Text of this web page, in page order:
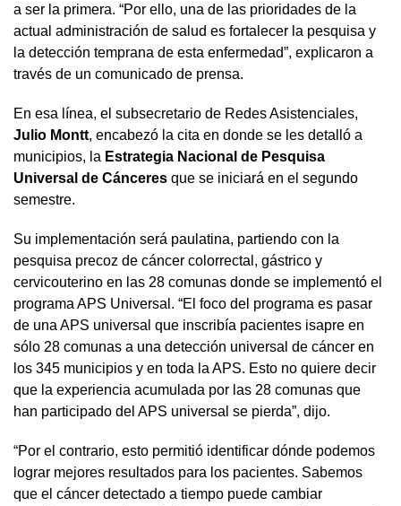
a ser la primera. “Por ello, una de las prioridades de la
actual administración de salud es fortalecer la pesquisa y
la detección temprana de esta enfermedad”, explicaron a
través de un comunicado de prensa.
En esa línea, el subsecretario de Redes Asistenciales,
Julio Montt, encabezó la cita en donde se les detalló a
municipios, la Estrategia Nacional de Pesquisa
Universal de Cánceres que se iniciará en el segundo
semestre.
Su implementación será paulatina, partiendo con la
pesquisa precoz de cáncer colorrectal, gástrico y
cervicouterino en las 28 comunas donde se implementó el
programa APS Universal. “El foco del programa es pasar
de una APS universal que inscribía pacientes isapre en
sólo 28 comunas a una detección universal de cáncer en
los 345 municipios y en toda la APS. Esto no quiere decir
que la experiencia acumulada por las 28 comunas que
han participado del APS universal se pierda”, dijo.
“Por el contrario, esto permitió identificar dónde podemos
lograr mejores resultados para los pacientes. Sabemos
que el cáncer detectado a tiempo puede cambiar